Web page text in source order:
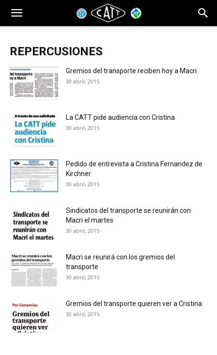
REPERCUSIONES
Gremios del transporte reciben hoy a Macri
30 abril, 2015
La CATT pide audiencia con Cristina
30 abril, 2015
Pedido de entrevista a Cristina Fernandez de
Kirchner
30 abril, 2015
Sindicatos del transporte se reunirán con
Macri el martes
30 abril, 2015
Macri se reunirá con los gremios del
transporte
30 abril, 2015
Gremios del transporte quieren ver a Cristina
30 abril, 2015